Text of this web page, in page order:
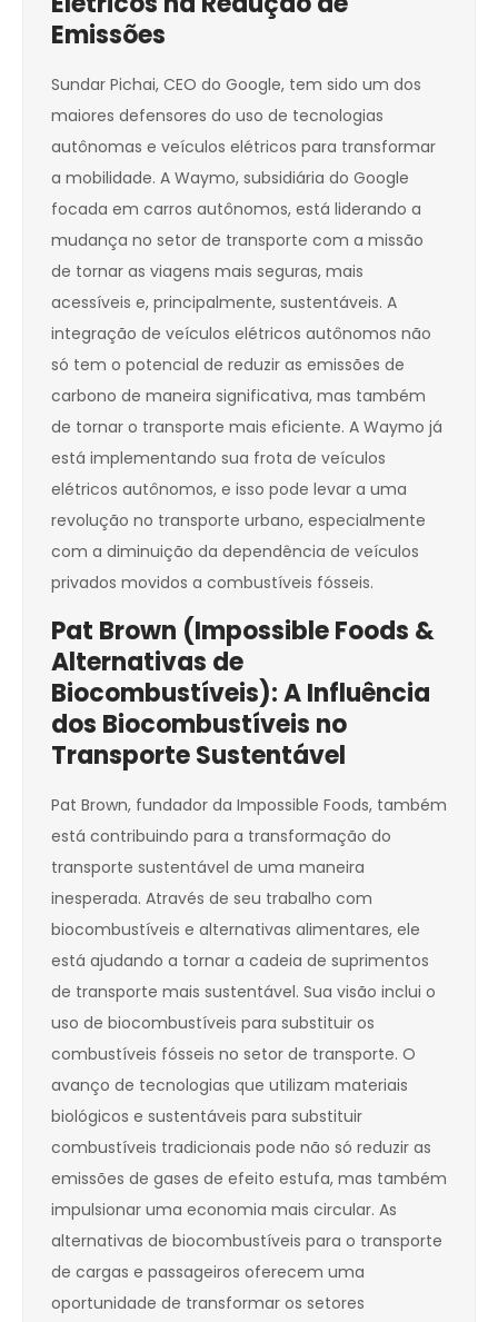
Emissões
Sundar Pichai, CEO do Google, tem sido um dos
maiores defensores do uso de tecnologias
autônomas e veículos elétricos para transformar
a mobilidade. A Waymo, subsidiária do Google
focada em carros autônomos, está liderando a
mudança no setor de transporte com a missão
de tornar as viagens mais seguras, mais
acessíveis e, principalmente, sustentáveis. A
integração de veículos elétricos autônomos não
só tem o potencial de reduzir as emissões de
carbono de maneira significativa, mas também
de tornar o transporte mais eficiente. A Waymo já
está implementando sua frota de veículos
elétricos autônomos, e isso pode levar a uma
revolução no transporte urbano, especialmente
com a diminuição da dependência de veículos
privados movidos a combustíveis fósseis.
Pat Brown (Impossible Foods &
Alternativas de
Biocombustíveis): A Influência
dos Biocombustíveis no
Transporte Sustentável
Pat Brown, fundador da Impossible Foods, também
está contribuindo para a transformação do
transporte sustentável de uma maneira
inesperada. Através de seu trabalho com
biocombustíveis e alternativas alimentares, ele
está ajudando a tornar a cadeia de suprimentos
de transporte mais sustentável. Sua visão inclui o
uso de biocombustíveis para substituir os
combustíveis fósseis no setor de transporte. O
avanço de tecnologias que utilizam materiais
biológicos e sustentáveis para substituir
combustíveis tradicionais pode não só reduzir as
emissões de gases de efeito estufa, mas também
impulsionar uma economia mais circular. As
alternativas de biocombustíveis para o transporte
de cargas e passageiros oferecem uma
oportunidade de transformar os setores